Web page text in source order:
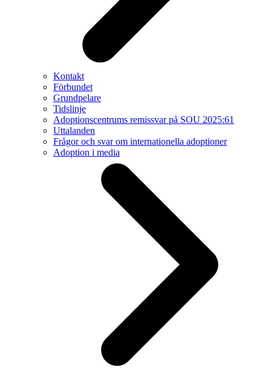
Kontakt
Förbundet
Grundpelare
Tidslinje
Adoptionscentrums remissvar på SOU 2025:61
Uttalanden
Frågor och svar om internationella adoptioner
Adoption i media